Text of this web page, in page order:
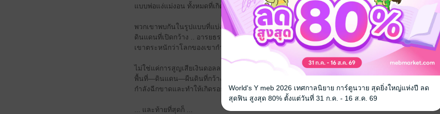
แบบพ่อแง่แม่งอน ทั้งหมดที่เกิดขึ้นในช่วงศตวรรษที่ 20
พวกเขาพบกันในรูปแบบที่แบ่งปันเรื่องราวของความรักที่แท้จริง แต่ส่วนที่ขมและเข้มกว่าของเรื่องคือกา
ดินแดนที่เปิดกว้าง .. อารยธรรมกำลังถาโถม ทั้งรั้ว คันไถ ชาวนา .. แล้วหนุ่มคาวบอยที่ใช้ชีวิตมาทั้งชีวิต
เขาตระหนักว่าโลกของเขากำลังถูกคุกคามจากเงามืดอันยาวไกลของอารยธรรมที่คืบคลาน?
ไม่ใช่แค่การสูญเสียเงินดอลลาร์หรือวัวควายหรือแม้แต่ความหวัง มันคือความโศกเศร้า การฉีกขาดจาก
พื้นที่—ดินแดน—ผืนดินที่กว้าง สวยงาม และผุพังจากสภาพอากาศ -- ใหญ่โตโอ่อ่าในอิสรภาพจากทุกสิ่ง
กำลังฉีกขาดและทำให้เกิดรอยแผลเป็น
... และท้ายที่สุดก็ ...
World's Y meb 2026 เทศกาลนิยาย การ์ตูนวาย สุดยิ่งใหญ่แห่งปี ลด
สุดฟิน สูงสุด 80% ตั้งแต่วันที่ 31 ก.ค. - 16 ส.ค. 69